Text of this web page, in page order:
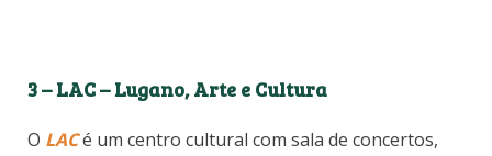
3 – LAC – Lugano, Arte e Cultura
O LACé um centro cultural com sala de concertos,